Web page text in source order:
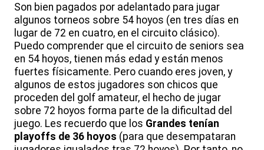
Son bien pagados por adelantado para jugar
algunos torneos sobre 54 hoyos (en tres días en
lugar de 72 en cuatro, en el circuito clásico).
Puedo comprender que el circuito de seniors sea
en 54 hoyos, tienen más edad y están menos
fuertes físicamente. Pero cuando eres joven, y
algunos de estos jugadores son chicos que
proceden del golf amateur, el hecho de jugar
sobre 72 hoyos forma parte de la dificultad del
juego. Les recuerdo que los Grandes tenían
playoffs de 36 hoyos (para que desempataran